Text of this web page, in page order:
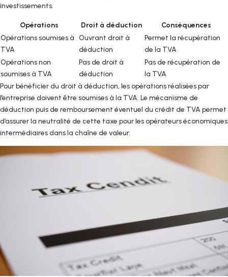
investissements.
Opérations Droit à déduction
Conséquences
Opérations soumises à
TVA
Ouvrant droit à
déduction
Permet la récupération
de la TVA
Opérations non
soumises à TVA
Pas de droit à
déduction
Pas de récupération de
la TVA
Pour bénéficier du droit à déduction, les opérations réalisées par
l’entreprise doivent être soumises à la TVA. Le mécanisme de
déduction puis de remboursement éventuel du crédit de TVA permet
d’assurer la neutralité de cette taxe pour les opérateurs économiques
intermédiaires dans la chaîne de valeur.